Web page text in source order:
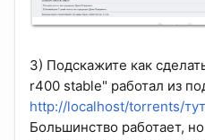
3) Подскажите как
r400 stable" работал из
http://localhost/torrents/тут
Большинство работает,